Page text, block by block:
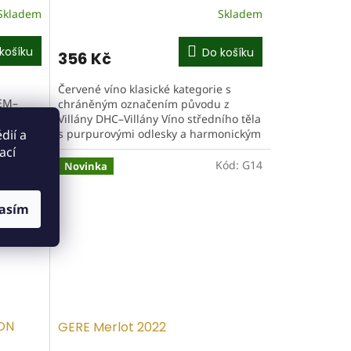
a
Skladem
356 Kč Do košíku
Červené víno klasické kategorie s
chráněným označením původu z
Villány DHC–Villány Víno středního těla
s purpurovými odlesky a harmonickým
projevem. V aromatice dominují
černý...
Novinka
GERE Merlot 2022
Kód: G14